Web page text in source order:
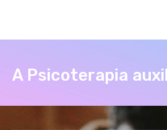
A Psicoterapia